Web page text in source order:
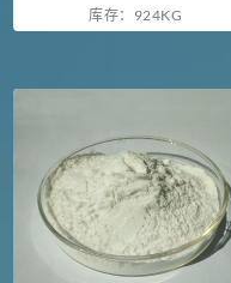
库存：924KG